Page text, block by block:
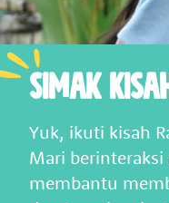
Simak
Yuk, ikuti kisah
Mari berinteraksi
membantu